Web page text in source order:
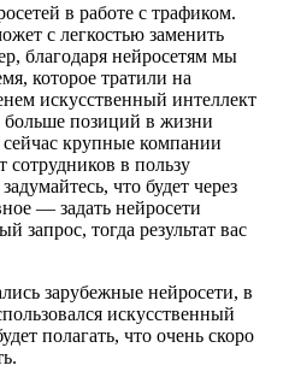
в работе с трафиком.
с легкостью заменить
благодаря нейросетям мы
которое тратили на
искусственный интеллект
больше позиций в жизни
крупные компании
сотрудников в пользу
что будет через
— задать нейросети
запрос, тогда результат вас
зарубежные нейросети, в
искусственный
полагать, что очень скоро